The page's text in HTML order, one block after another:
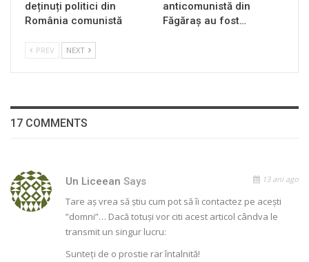
deținuți politici din
România comunistă
anticomunistă din
Făgăraș au fost…
PREV NEXT
17 COMMENTS
Un Liceean Says 13 ani ago
Tare aş vrea să ştiu cum pot să îi contactez pe aceşti
”domni”… Dacă totuşi vor citi acest articol cândva le
transmit un singur lucru:
Sunteţi de o prostie rar întalnită!